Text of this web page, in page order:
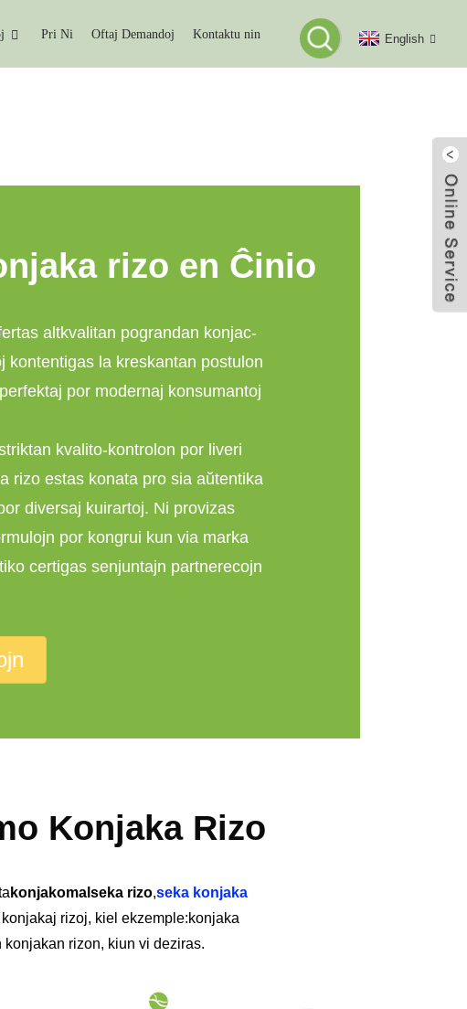
Pri Ni Oftaj Demandoj Kontaktu nin English
rizo en Ĉinio
altkvalitan pograndan konjac-
kontentigas la kreskantan postulon
por modernaj konsumantoj
kvalito-kontrolon por liveri
rizo estas konata pro sia aŭtentika
diversaj kuirartoj. Ni provizas
por kongrui kun via marka
certigas senjuntajn partnerecojn
Konjaka Rizo
konjakomalseka rizo,seka konjaka
rizoj, kiel ekzemple:konjaka
rizon, kiun vi deziras.